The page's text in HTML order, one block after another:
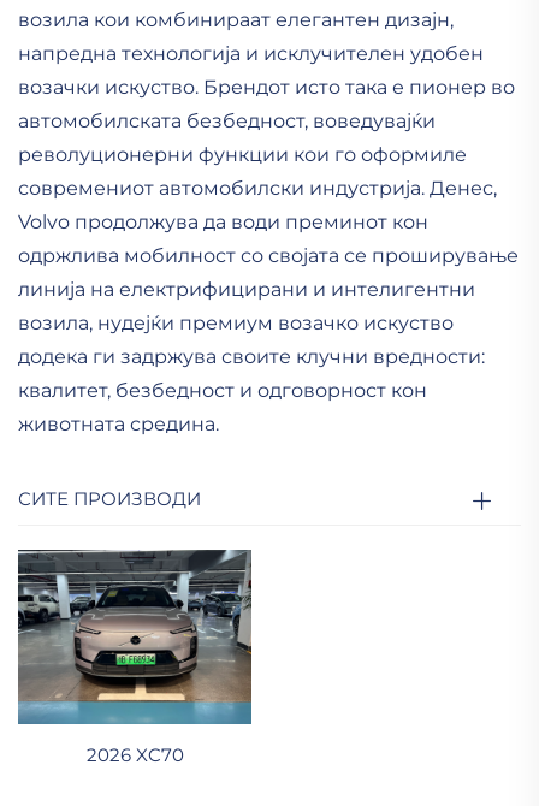
возила кои комбинираат елегантен дизајн,
напредна технологија и исклучителен удобен
возачки искуствo. Брендот исто така е пионер во
автомобилската безбедност, воведувајќи
револуционерни функции кои го оформиле
современиот автомобилски индустрија. Денес,
Volvo продолжува да води преминот кон
одржлива мобилност со својата се проширување
линија на електрифицирани и интелигентни
возила, нудејќи премиум возачко искуство
додека ги задржува своите клучни вредности:
квалитет, безбедност и одговорност кон
животната средина.
СИТЕ ПРОИЗВОДИ
2026 XC70